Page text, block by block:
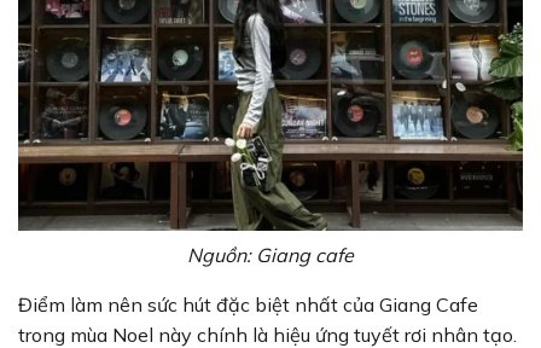
Nguồn: Giang cafe
Điểm làm nên sức hút đặc biệt nhất của Giang Cafe
trong mùa Noel này chính là hiệu ứng tuyết rơi nhân tạo.